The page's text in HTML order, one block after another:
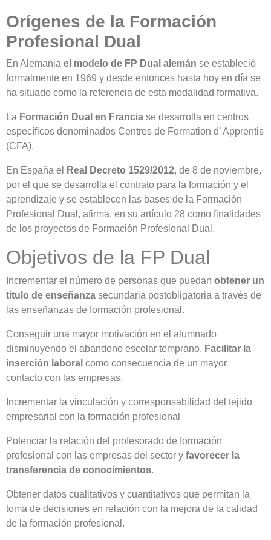
Orígenes de la Formación
Profesional Dual
En Alemania el modelo de FP Dual alemán se estableció
formalmente en 1969 y desde entonces hasta hoy en día se
ha situado como la referencia de esta modalidad formativa.
La Formación Dual en Francia se desarrolla en centros
específicos denominados Centres de Formation d’ Apprentis
(CFA).
En España el Real Decreto 1529/2012, de 8 de noviembre,
por el que se desarrolla el contrato para la formación y el
aprendizaje y se establecen las bases de la Formación
Profesional Dual, afirma, en su artículo 28 como finalidades
de los proyectos de Formación Profesional Dual.
Objetivos de la FP Dual
Incrementar el número de personas que puedan obtener un
título de enseñanza secundaria postobligatoria a través de
las enseñanzas de formación profesional.
Conseguir una mayor motivación en el alumnado
disminuyendo el abandono escolar temprano. Facilitar la
inserción laboral como consecuencia de un mayor
contacto con las empresas.
Incrementar la vinculación y corresponsabilidad del tejido
empresarial con la formación profesional
Potenciar la relación del profesorado de formación
profesional con las empresas del sector y favorecer la
transferencia de conocimientos.
Obtener datos cualitativos y cuantitativos que permitan la
toma de decisiones en relación con la mejora de la calidad
de la formación profesional.